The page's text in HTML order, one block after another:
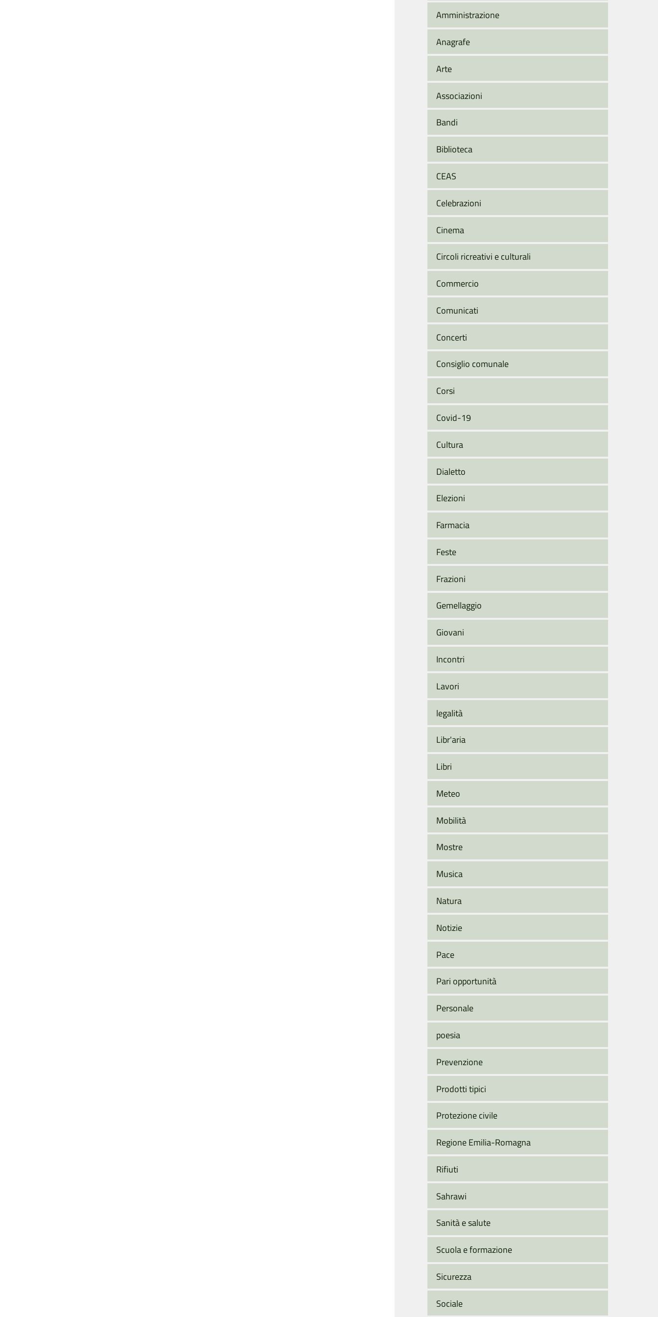
Amministrazione
Anagrafe
Arte
Associazioni
Bandi
Biblioteca
CEAS
Celebrazioni
Cinema
Circoli ricreativi e culturali
Commercio
Comunicati
Concerti
Consiglio comunale
Corsi
Covid-19
Cultura
Dialetto
Elezioni
Farmacia
Feste
Frazioni
Gemellaggio
Giovani
Incontri
Lavori
legalità
Libr'aria
Libri
Meteo
Mobilità
Mostre
Musica
Natura
Notizie
Pace
Pari opportunità
Personale
poesia
Prevenzione
Prodotti tipici
Protezione civile
Regione Emilia-Romagna
Rifiuti
Sahrawi
Sanità e salute
Scuola e formazione
Sicurezza
Sociale